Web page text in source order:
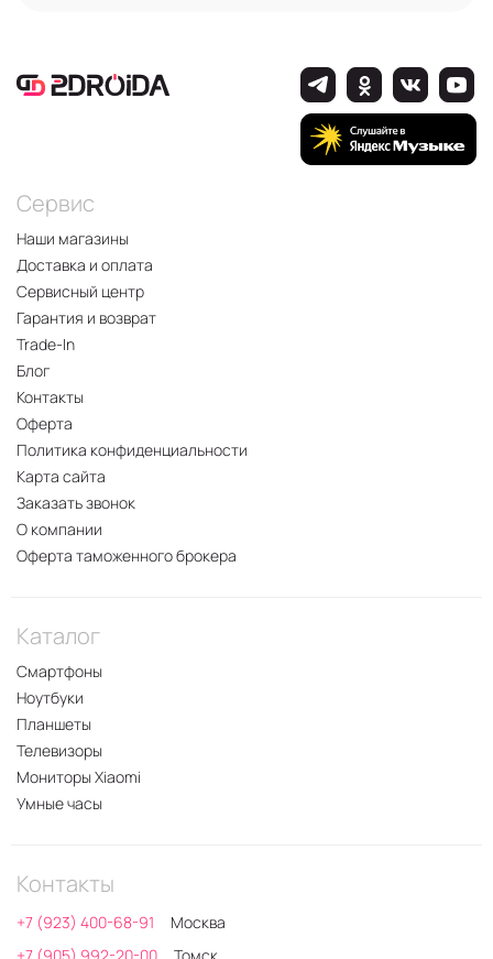
Сервис
Наши магазины
Доставка и оплата
Сервисный центр
Гарантия и возврат
Trade-In
Блог
Контакты
Оферта
Политика конфиденциальности
Карта сайта
Заказать звонок
О компании
Оферта таможенного брокера
Каталог
Смартфоны
Ноутбуки
Планшеты
Телевизоры
Мониторы Xiaomi
Умные часы
Контакты
+7 (923) 400-68-91
Москва